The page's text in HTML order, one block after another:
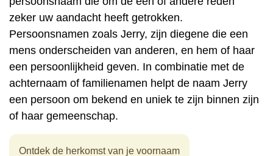
zeker uw aandacht heeft getrokken.
Persoonsnamen zoals Jerry, zijn diegene die een
mens onderscheiden van anderen, en hem of haar
een persoonlijkheid geven. In combinatie met de
achternaam of familienamen helpt de naam Jerry
een persoon om bekend en uniek te zijn binnen zijn
of haar gemeenschap.
Ontdek de herkomst van je voornaam